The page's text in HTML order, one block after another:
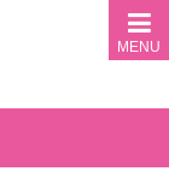
MENU